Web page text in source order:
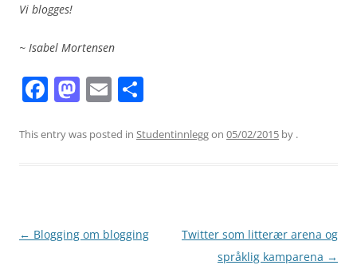
Vi blogges!
~ Isabel Mortensen
F
c
o
M
st
n
E
ai ar
This entry was posted in Studentinnleggon 05/02/2015 by .
Post
← Blogging om blogging
Twitter som litterær arena og
språklig kamparena →